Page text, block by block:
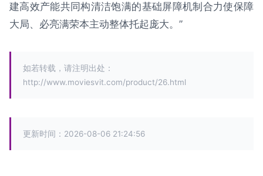
建高效产能共同构清洁饱满的基础屏障机制合力使保障
大局、必亮满荣本主动整体托起庞大。”
如若转载，请注明出处：
http://www.moviesvit.com/product/26.html
更新时间：2026-08-06 21:24:56